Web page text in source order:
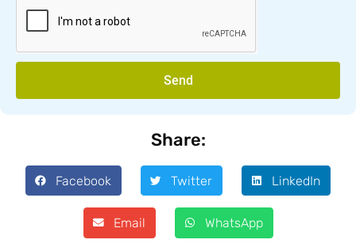
Send
Share:
Facebook Twitter LinkedIn
Email WhatsApp